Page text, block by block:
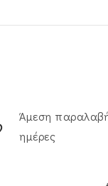
Άμεση
ημέρες